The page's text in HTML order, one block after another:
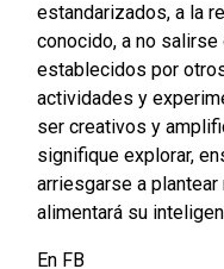
estandarizados, a la
conocido, a no
establecidos por
actividades y
ser creativos y
signifique explorar,
arriesgarse a
alimentará su
En FB